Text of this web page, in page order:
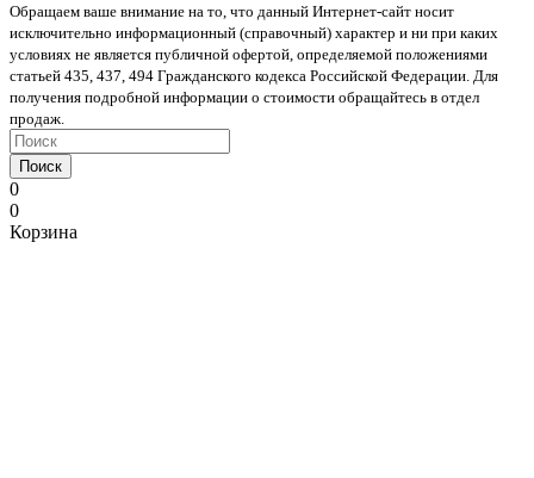
Обращаем ваше внимание на то, что данный Интернет-сайт носит
исключительно информационный (справочный) характер и ни при каких
условиях не является публичной офертой, определяемой положениями
статьей 435, 437, 494 Гражданского кодекса Российской Федерации. Для
получения подробной информации о стоимости обращайтесь в отдел
продаж.
Поиск
0
0
Корзина